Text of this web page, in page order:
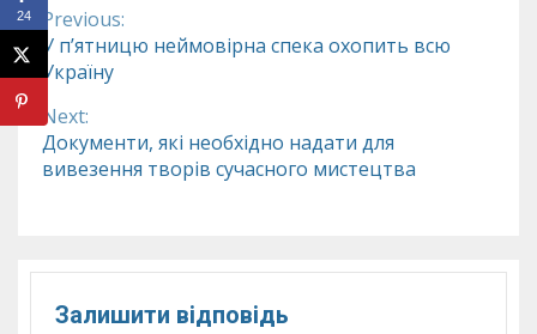
Continue
Reading
Previous:
У п’ятницю неймовірна спека охопить всю
Україну
Next:
Документи, які необхідно надати для
вивезення творів сучасного мистецтва
Залишити відповідь
24